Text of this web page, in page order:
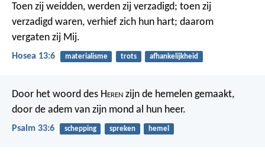
Toen zij weidden, werden zij verzadigd; toen zij
verzadigd waren, verhief zich hun hart; daarom
vergaten zij Mij.
Hosea 13:6 materialisme trots afhankelijkheid
Door het woord des Heren zijn de hemelen gemaakt,
door de adem van zijn mond al hun heer.
Psalm 33:6 schepping spreken hemel